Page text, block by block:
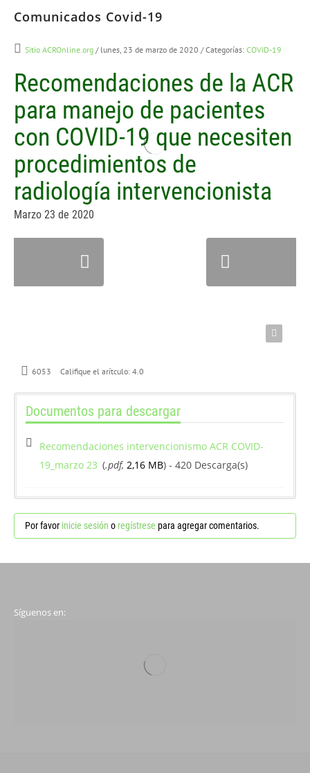
Comunicados Covid-19
Sitio ACROnline.org / lunes, 23 de marzo de 2020 / Categorías: COVID-19
Recomendaciones de la ACR
para manejo de pacientes
con COVID-19 que necesiten
procedimientos de
radiología intervencionista
Marzo 23 de 2020
6053 Califique el arítculo: 4.0
Documentos para descargar
Recomendaciones intervencionismo ACR COVID-
19_marzo 23 (.pdf, 2,16 MB) - 420 Descarga(s)
Por favor inicie sesión o regístrese para agregar comentarios.
Síguenos en: